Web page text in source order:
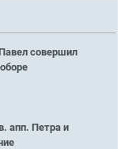
совершил
апп. Петра и